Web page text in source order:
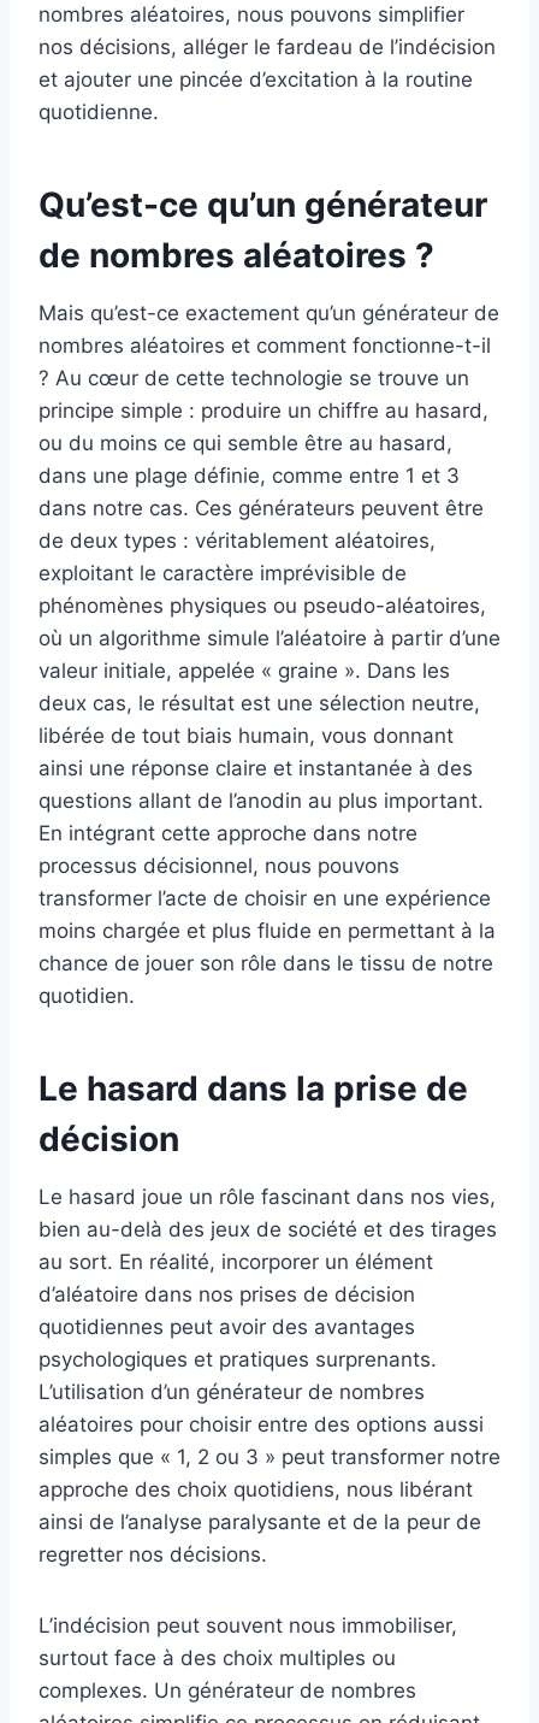
nombres aléatoires, nous pouvons simplifier
nos décisions, alléger le fardeau de l’indécision
et ajouter une pincée d’excitation à la routine
quotidienne.
Qu’est-ce qu’un générateur
de nombres aléatoires ?
Mais qu’est-ce exactement qu’un générateur de
nombres aléatoires et comment fonctionne-t-il
? Au cœur de cette technologie se trouve un
principe simple : produire un chiffre au hasard,
ou du moins ce qui semble être au hasard,
dans une plage définie, comme entre 1 et 3
dans notre cas. Ces générateurs peuvent être
de deux types : véritablement aléatoires,
exploitant le caractère imprévisible de
phénomènes physiques ou pseudo-aléatoires,
où un algorithme simule l’aléatoire à partir d’une
valeur initiale, appelée « graine ». Dans les
deux cas, le résultat est une sélection neutre,
libérée de tout biais humain, vous donnant
ainsi une réponse claire et instantanée à des
questions allant de l’anodin au plus important.
En intégrant cette approche dans notre
processus décisionnel, nous pouvons
transformer l’acte de choisir en une expérience
moins chargée et plus fluide en permettant à la
chance de jouer son rôle dans le tissu de notre
quotidien.
Le hasard dans la prise de
décision
Le hasard joue un rôle fascinant dans nos vies,
bien au-delà des jeux de société et des tirages
au sort. En réalité, incorporer un élément
d’aléatoire dans nos prises de décision
quotidiennes peut avoir des avantages
psychologiques et pratiques surprenants.
L’utilisation d’un générateur de nombres
aléatoires pour choisir entre des options aussi
simples que « 1, 2 ou 3 » peut transformer notre
approche des choix quotidiens, nous libérant
ainsi de l’analyse paralysante et de la peur de
regretter nos décisions.
L’indécision peut souvent nous immobiliser,
surtout face à des choix multiples ou
complexes. Un générateur de nombres